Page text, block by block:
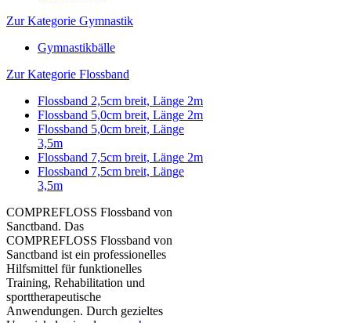
Zur Kategorie Gymnastik
Gymnastikbälle
Zur Kategorie Flossband
Flossband 2,5cm breit, Länge 2m
Flossband 5,0cm breit, Länge 2m
Flossband 5,0cm breit, Länge
3,5m
Flossband 7,5cm breit, Länge 2m
Flossband 7,5cm breit, Länge
3,5m
COMPREFLOSS Flossband von
Sanctband. Das
COMPREFLOSS Flossband von
Sanctband ist ein professionelles
Hilfsmittel für funktionelles
Training, Rehabilitation und
sporttherapeutische
Anwendungen. Durch gezieltes